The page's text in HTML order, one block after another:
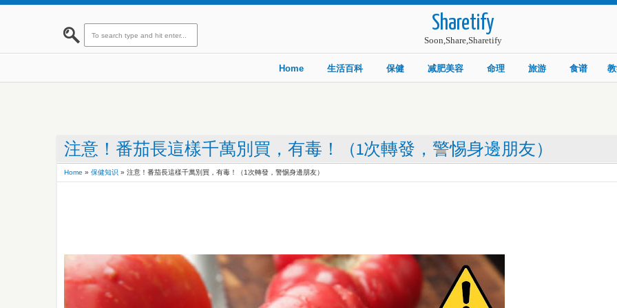
Sharetify
Soon,Share,Sharetify
Home 生活百科 保健 减肥美容 命理 旅游 食谱
注意！番茄長這樣千萬別買，有毒！（1次轉發，警惕身邊朋友）
Home » 保健知识 » 注意！番茄長這樣千萬別買，有毒！（1次轉發，警惕身邊朋友）